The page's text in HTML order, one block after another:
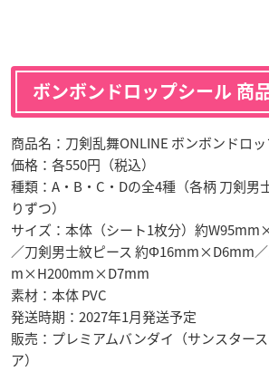
ボンボンドロップシール 商
商品名：刀剣乱舞ONLINE ボンボンドロッ
価格：各550円（税込）
種類：A・B・C・Dの全4種（各柄 刀剣男
りずつ）
サイズ：本体（シート1枚分）約
／刀剣男士紋ピース 約Φ16mm×D6mm
m×H200mm×D7mm
素材：本体 PVC
発送時期：2027年1月発送予定
販売：プレミアムバンダイ（サンスター
ア）